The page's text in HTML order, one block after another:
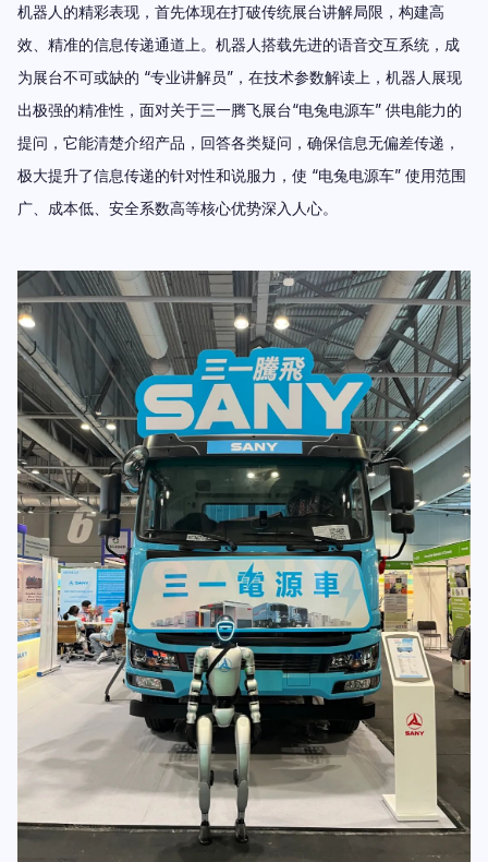
机器人的精彩表现，首先体现在打破传统展台讲解局限，构建高
效、精准的信息传递通道上。机器人搭载先进的语音交互系统，成
为展台不可或缺的 “专业讲解员”，在技术参数解读上，机器人展现
出极强的精准性，面对关于三一腾飞展台“电兔电源车” 供电能力的
提问，它能清楚介绍产品，回答各类疑问，确保信息无偏差传递，
极大提升了信息传递的针对性和说服力，使 “电兔电源车” 使用范围
广、成本低、安全系数高等核心优势深入人心。